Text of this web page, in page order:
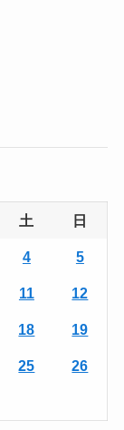
土 日
4 5
11 12
18 19
25 26